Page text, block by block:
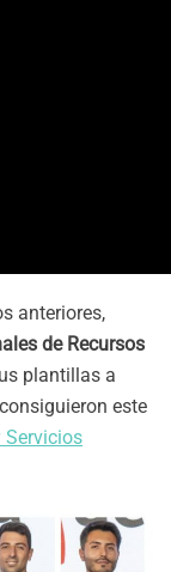
anteriores,
de Recursos
plantillas a
este
Servicios